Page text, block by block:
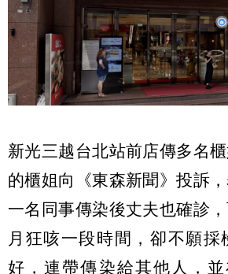
新光三越台北站前店傳多名
的櫃姐向《東森新聞》投訴
一名同事傳染後丈夫也確診
月狂咳一段時間，卻不願採
好，連帶傳染給其他人，